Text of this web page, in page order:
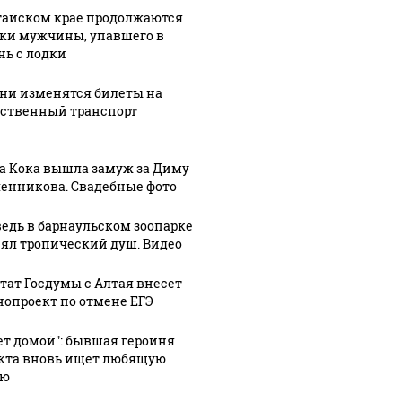
06 августа, 18:29
Мужчина
лодки и
водой на
Катуни в
крае продолжаются
мужчины, упавшего в
с лодки
изменятся билеты на
транспорт
Кока вышла замуж за Диму
Свадебные фото
в барнаульском зоопарке
тропический душ. Видео
Госдумы с Алтая внесет
по отмене ЕГЭ
домой": бывшая героиня
вновь ищет любящую